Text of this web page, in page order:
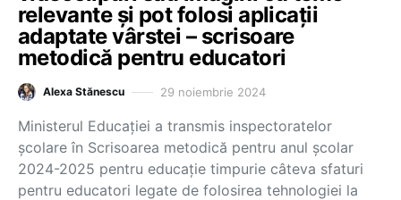
relevante și pot folosi aplicații
adaptate vârstei – scrisoare
metodică pentru educatori
Alexa Stănescu 29 noiembrie 2024
Ministerul Educației a transmis inspectoratelor
școlare în Scrisoarea metodică pentru anul școlar
2024-2025 pentru educație timpurie câteva sfaturi
pentru educatori legate de folosirea tehnologiei la